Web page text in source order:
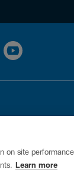
on site
Learn more